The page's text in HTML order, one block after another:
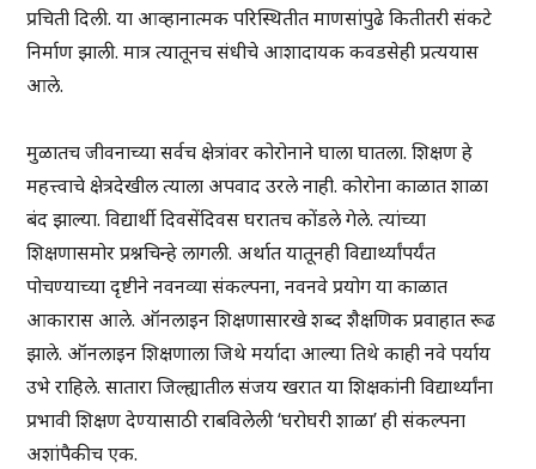
प्रचिती दिली. या आव्हानात्मक परिस्थितीत माणसांपुढे कितीतरी संकटे
निर्माण झाली. मात्र त्यातूनच संधीचे आशादायक कवडसेही प्रत्ययास
आले.
मुळातच जीवनाच्या सर्वच क्षेत्रांवर कोरोनाने घाला घातला. शिक्षण हे
महत्त्वाचे क्षेत्रदेखील त्याला अपवाद उरले नाही. कोरोना काळात शाळा
बंद झाल्या. विद्यार्थी दिवसेंदिवस घरातच कोंडले गेले. त्यांच्या
शिक्षणासमोर प्रश्नचिन्हे लागली. अर्थात यातूनही विद्यार्थ्यांपर्यंत
पोचण्याच्या दृष्टीने नवनव्या संकल्पना, नवनवे प्रयोग या काळात
आकारास आले. ऑनलाइन शिक्षणासारखे शब्द शैक्षणिक प्रवाहात रूढ
झाले. ऑनलाइन शिक्षणाला जिथे मर्यादा आल्या तिथे काही नवे पर्याय
उभे राहिले. सातारा जिल्ह्यातील संजय खरात या शिक्षकांनी विद्यार्थ्यांना
प्रभावी शिक्षण देण्यासाठी राबविलेली ‘घरोघरी शाळा’ ही संकल्पना
अशांपैकीच एक.